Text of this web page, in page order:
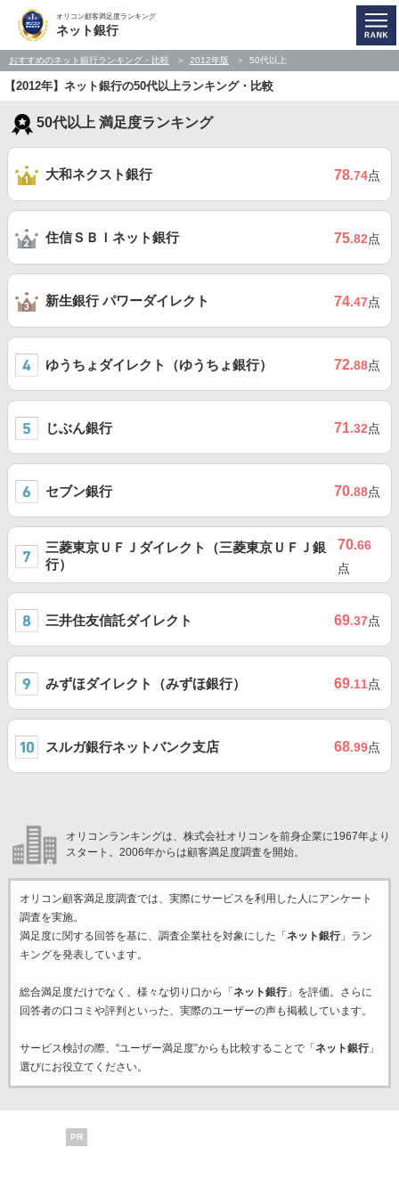
オリコン顧客満足度ランキング
ネット銀行
おすすめのネット銀行ランキング・比較 2012年版 50代以上
【2012年】ネット銀行の50代以上ランキング・比較
50代以上 満足度ランキング
大和ネクスト銀行 78.74点
住信ＳＢＩネット銀行 75.82点
新生銀行 パワーダイレクト 74.47点
ゆうちょダイレクト（ゆうちょ銀行） 72.88点
じぶん銀行 71.32点
セブン銀行 70.88点
三菱東京ＵＦＪダイレクト（三菱東京ＵＦＪ銀
行）
70.66
点
三井住友信託ダイレクト 69.37点
みずほダイレクト（みずほ銀行） 69.11点
スルガ銀行ネットバンク支店 68.99点
オリコンランキングは、株式会社オリコンを前身企業に1967年より
スタート。2006年からは顧客満足度調査を開始。
オリコン顧客満足度調査では、実際にサービスを利用した 人にアンケート
調査を実施。
満足度に関する回答を基に、調査企業社を対象にした「 ネット銀行」ラン
キングを発表しています。
総合満足度だけでなく、様々な切り口から「 ネット銀行」を評価。さらに
回答者の口コミや評判といった、実際のユーザーの声も掲載しています。
サービス検討の際、“ユーザー満足度”からも比較することで「 ネット銀行」
選びにお役立てください。
PR